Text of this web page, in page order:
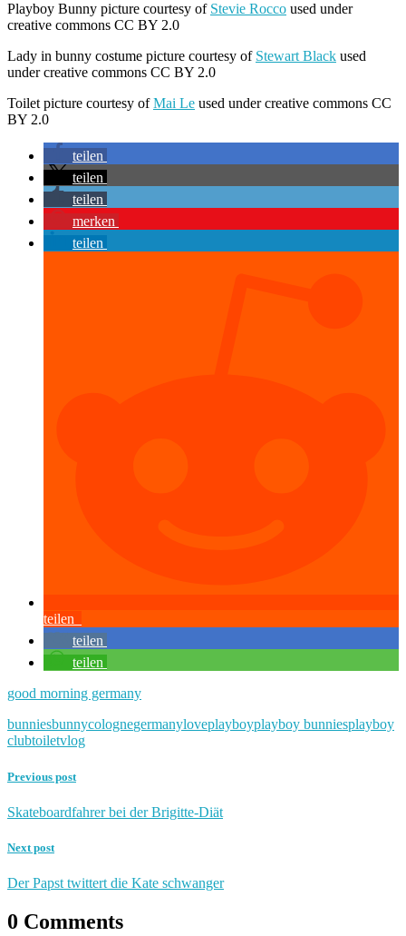
Playboy Bunny picture courtesy of Stevie Rocco used under
creative commons CC BY 2.0
Lady in bunny costume picture courtesy of Stewart Black used
under creative commons CC BY 2.0
Toilet picture courtesy ofMai Le used under creative commons CC
BY 2.0
teilen
teilen
teilen
merken
teilen
teilen
teilen
teilen
good morning germany
bunniesbunnycolognegermanyloveplayboyplayboy bunniesplayboy
clubtoiletvlog
Previous post
Skateboardfahrer bei der Brigitte-Diät
Next post
Der Papst twittert die Kate schwanger
0 Comments